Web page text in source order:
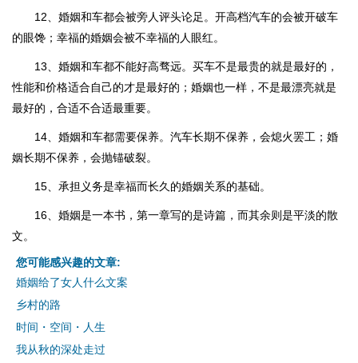
12、婚姻和车都会被旁人评头论足。开高档汽车的会被开破车
的眼馋；幸福的婚姻会被不幸福的人眼红。
13、婚姻和车都不能好高骛远。买车不是最贵的就是最好的，
性能和价格适合自己的才是最好的；婚姻也一样，不是最漂亮就是
最好的，合适不合适最重要。
14、婚姻和车都需要保养。汽车长期不保养，会熄火罢工；婚
姻长期不保养，会抛锚破裂。
15、承担义务是幸福而长久的婚姻关系的基础。
16、婚姻是一本书，第一章写的是诗篇，而其余则是平淡的散
文。
您可能感兴趣的文章:
婚姻给了女人什么文案
乡村的路
时间・空间・人生
我从秋的深处走过